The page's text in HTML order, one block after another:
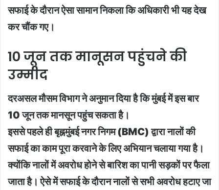
सफाई के दौरान ऐसा सामान निकला कि अधिकारी भी यह देख
कर चौंक गए।
10 जून तक मानूसन पहुंचने की
उम्मीद
दरअसल मौसम विभाग ने अनुमान दिया है कि मुंबई में इस बार
10 जून तक मानसून पहुंच सकता है।
इससे पहले ही बृह्नमुंबई नगर निगम (BMC) द्वारा नालों की
सफाई का काम पूरा करवाने के लिए अभियान चलाया गया है।
क्योंकि नालों में अवरोध होने से बारिश का पानी सड़कों पर फैला
जाता है। ऐसे में सफाई के दौरान नालों से सभी अवरोध हटाए जा